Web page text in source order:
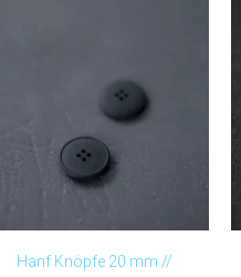
Hanf Knöpfe 20 mm //